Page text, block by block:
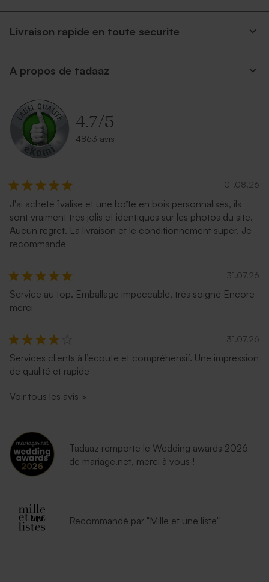
Livraison rapide en toute securite
A propos de tadaaz
4.7/5
4863 avis
01.08.26
J'ai acheté 1valise et une boîte en bois personnalisés, ils
sont vraiment très jolis et identiques sur les photos du site.
Aucun regret. La livraison et le conditionnement super. Je
recommande
31.07.26
Service au top. Emballage impeccable, très soigné Encore
merci
31.07.26
Services clients à l’écoute et compréhensif. Une impression
de qualité et rapide
Voir tous les avis >
Tadaaz remporte le Wedding awards 2026
de mariage.net, merci à vous !
Recommandé par "Mille et une liste"